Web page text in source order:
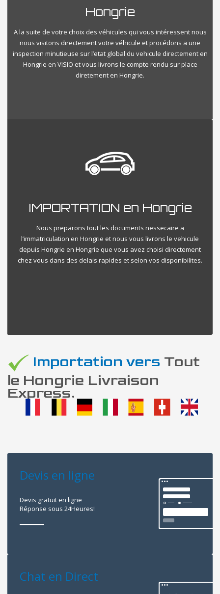
Hongrie
A la suite de votre choix des véhicules qui vous intéressent nous
nous visitons directement votre véhicule et procédons a une
inspection minutieuse sur l’etat global du vehicule directement en
Hongrie en VISIO et vous livrons le compte rendu sur place
diretement en Hongrie.
IMPORTATION en Hongrie
Nous preparons tout les documents nessecaire a
l’immatriculation en Hongrie et nous vous livrons le vehicule
depuis Hongrie en Hongrie que vous avez choisi directement
chez vous dans des delais rapides et selon vos disponibilites.
Importation vers Tout
le Hongrie Livraison
Express.
Devis en ligne
Devis gratuit en ligne
Réponse sous 24Heures!
Chat en Direct